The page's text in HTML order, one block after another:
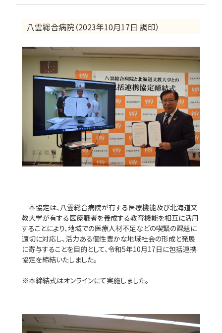
八雲総合病院（2023年10月17日 調印）
本協定は、八雲総合病院が有する医療機能及び北海道文
教大学が有する医療職者を養成する教育機能を相互に活用
することにより、地域での医療人材不足などの喫緊の課題に
適切に対応し、活力ある個性豊かな地域社会の形成と発展
に寄与することを目的として、令和5年10月17日に包括連携
協定を締結いたしました。
※本締結式はオンラインにて実施しました。